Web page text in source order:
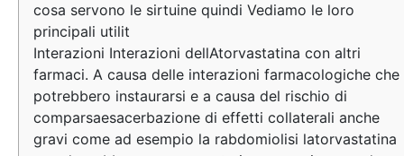
cosa servono le sirtuine quindi Vediamo le loro
principali utilit
Interazioni Interazioni dellAtorvastatina con altri
farmaci. A causa delle interazioni farmacologiche che
potrebbero instaurarsi e a causa del rischio di
comparsaesacerbazione di effetti collaterali anche
gravi come ad esempio la rabdomiolisi latorvastatina